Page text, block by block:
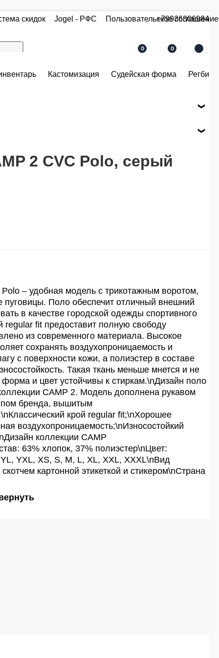
скидок Jogel - РФС Пользовательское соглашение
+79936306984
0 0
Кастомизация Судейская форма Регби
по розничной цене
2 CVC Polo, серый
– удобная модель с трикотажным воротом,
пуговицы. Поло обеспечит отличный внешний
в качестве городской одежды спортивного
regular fit предоставит полную свободу
из современного материала. Высокое
сохранять воздухопроницаемость и
с поверхности кожи, а полиэстер в составе
Такая ткань меньше мнется и не
форма и цвет устойчивы к стиркам.\nДизайн поло
CAMP 2. Модель дополнена рукавом
бренда, вышитым
крой regular fit;\nХорошее
воздухопроницаемость;\nИзносостойкий
коллекции CAMP
63% хлопок, 37% полиэстер\nЦвет:
YXL, XS, S, M, L, XL, XXL, XXXL\nВид
картонной этикеткой и стикером\nСтрана